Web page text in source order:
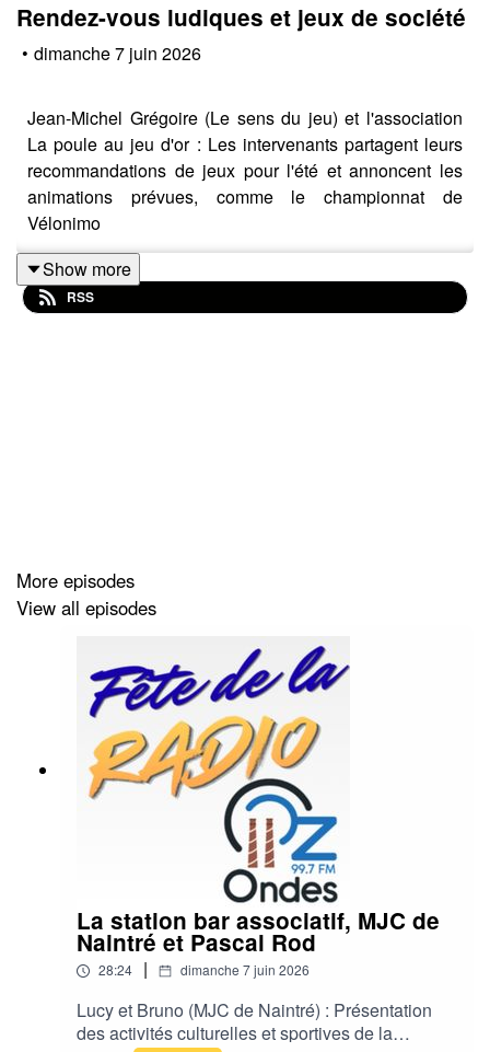
Rendez-vous ludiques et jeux de société
• dimanche 7 juin 2026
Jean-Michel Grégoire (Le sens du jeu) et l'association
La poule au jeu d'or : Les intervenants partagent leurs
recommandations de jeux pour l'été et annoncent les
animations prévues, comme le championnat de
Vélonimo
Show more
RSS
More episodes
View all episodes
La station bar associatif, MJC de
Naintré et Pascal Rod
28:24 | dimanche 7 juin 2026
Lucy et Bruno (MJC de Naintré) : Présentation
des activités culturelles et sportives de la